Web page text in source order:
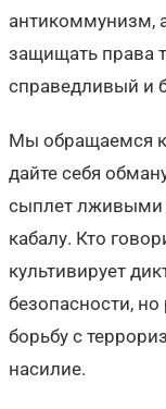
антикоммунизм,
защищать права
справедливый и
Мы обращаемся
дайте себя
сыплет лживыми
кабалу. Кто
культивирует
безопасности,
борьбу с
насилие.